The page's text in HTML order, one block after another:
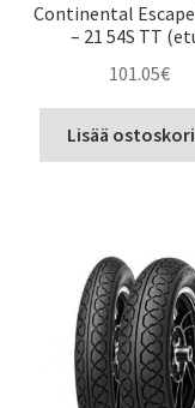
Continental
– 21 54S TT
101.05€
Lisää